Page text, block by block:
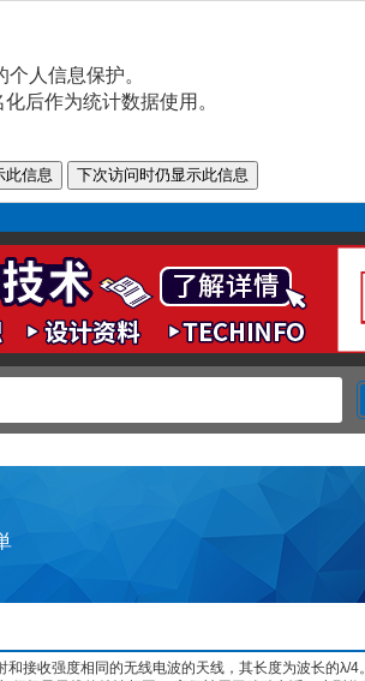
人信息保护。
后作为统计数据使用。
接收强度相同的无线电波的天线，其长度为波长的λ/4